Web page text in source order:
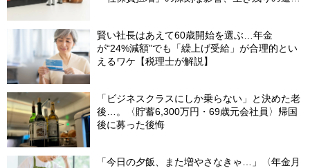
賢い社長はあえて60歳開始を選ぶ…年金
が“24%減額”でも「繰上げ受給」が合理的とい
えるワケ【税理士が解説】
「ビジネスクラスにしか乗らない」と決めた老
後…。〈貯蓄6,300万円・69歳元会社員〉帰国
後に募った後悔
「今日の夕飯、また増やさなきゃ…」〈年金月